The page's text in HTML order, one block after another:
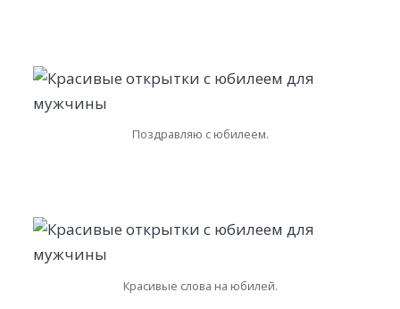
Поздравляю с юбилеем.
Красивые слова на юбилей.